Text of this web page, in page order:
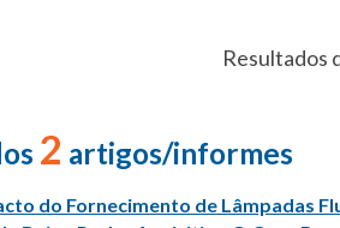
Resultados
2 artigos/informes
do Fornecimento de Lâmpadas